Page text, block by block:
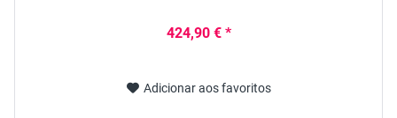
424,90 € *
Adicionar aos favoritos